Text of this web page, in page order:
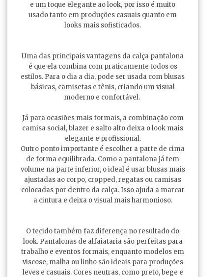
e um toque elegante ao look, por isso é muito
usado tanto em produções casuais quanto em
looks mais sofisticados.
Uma das principais vantagens da calça pantalona
é que ela combina com praticamente todos os
estilos. Para o dia a dia, pode ser usada com blusas
básicas, camisetas e tênis, criando um visual
moderno e confortável.
Já para ocasiões mais formais, a combinação com
camisa social, blazer e salto alto deixa o look mais
elegante e profissional.
Outro ponto importante é escolher a parte de cima
de forma equilibrada. Como a pantalona já tem
volume na parte inferior, o ideal é usar blusas mais
ajustadas ao corpo, cropped, regatas ou camisas
colocadas por dentro da calça. Isso ajuda a marcar
a cintura e deixa o visual mais harmonioso.
O tecido também faz diferença no resultado do
look. Pantalonas de alfaiataria são perfeitas para
trabalho e eventos formais, enquanto modelos em
viscose, malha ou linho são ideais para produções
leves e casuais. Cores neutras, como preto, bege e